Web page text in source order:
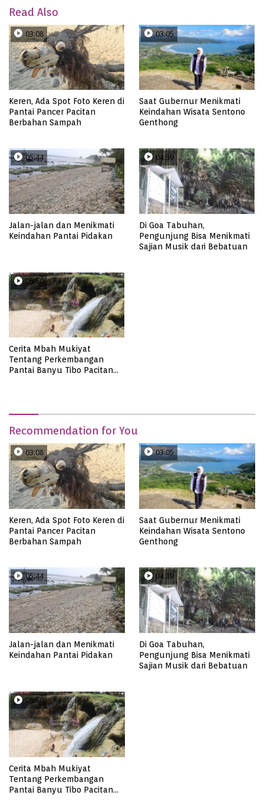
Read Also
03:08
Keren, Ada Spot Foto Keren di
Pantai Pancer Pacitan
Berbahan Sampah
03:05
Saat Gubernur Menikmati
Keindahan Wisata Sentono
Genthong
05:44
Jalan-jalan dan Menikmati
Keindahan Pantai Pidakan
04:39
Di Goa Tabuhan,
Pengunjung Bisa Menikmati
Sajian Musik dari Bebatuan
05:50
Cerita Mbah Mukiyat
Tentang Perkembangan
Pantai Banyu Tibo Pacitan
Recommendation for You
03:08
Keren, Ada Spot Foto Keren di
Pantai Pancer Pacitan
Berbahan Sampah
03:05
Saat Gubernur Menikmati
Keindahan Wisata Sentono
Genthong
05:44
Jalan-jalan dan Menikmati
Keindahan Pantai Pidakan
04:39
Di Goa Tabuhan,
Pengunjung Bisa Menikmati
Sajian Musik dari Bebatuan
05:50
Cerita Mbah Mukiyat
Tentang Perkembangan
Pantai Banyu Tibo Pacitan